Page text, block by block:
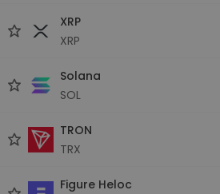
XRP
XRP
Solana
SOL
TRON
TRX
Figure Heloc